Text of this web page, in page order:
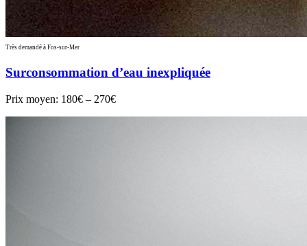
Très demandé à Fos-sur-Mer
Surconsommation d’eau inexpliquée
Prix moyen: 180€ – 270€